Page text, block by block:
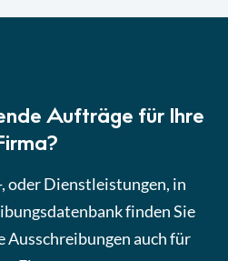
Aufträge für Ihre
oder Dienstleistungen, in
finden Sie
Ausschreibungen auch für